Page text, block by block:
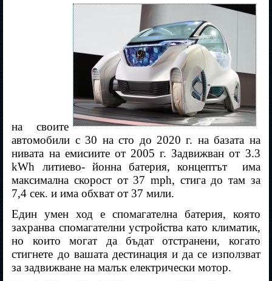
на своите
автомобили с 30 на сто до 2020 г. на базата на
нивата на емисиите от 2005 г. Задвижван от 3.3
kWh литиево- йонна батерия, концептът
има
максимална скорост от 37 mph, стига до там за
7,4 сек. и има обхват от 37 мили.
Един умен ход е спомагателна батерия, която
захранва спомагателни устройства като климатик,
но които могат да бъдат отстранени, когато
стигнете до вашата дестинация и да се използват
за задвижване на малък електрически мотор.